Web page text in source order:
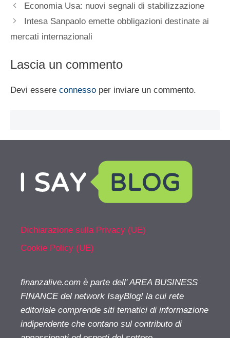
Economia Usa: nuovi segnali di stabilizzazione
Intesa Sanpaolo emette obbligazioni destinate ai
mercati internazionali
Lascia un commento
Devi essere connesso per inviare un commento.
Dichiarazione sulla Privacy (UE)
Cookie Policy (UE)
finanzalive.com è parte dell' AREA BUSINESS
FINANCE del network IsayBlog! la cui rete
editoriale comprende siti tematici di informazione
indipendente che contano sul contributo di